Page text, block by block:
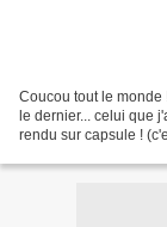
Coucou tout le monde
le dernier... celui que
rendu sur capsule !